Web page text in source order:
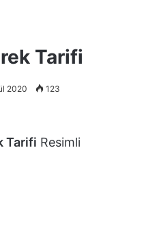
Tarifi
2020 123
Tarifi Resimli